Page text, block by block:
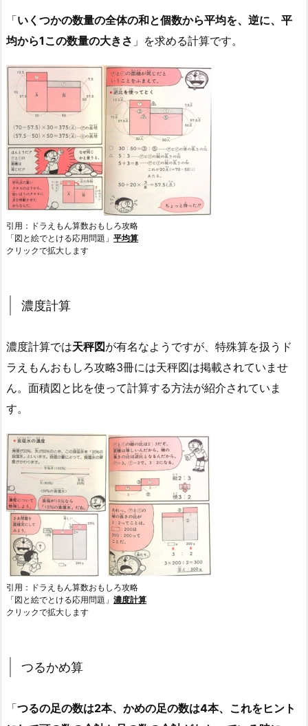
「いくつかの数量の全体の和と個数から平均を、逆に、平
均から1この数量の大きさ 」を求める計算です。
引用：ドラえもん算数おもしろ攻略
「図と絵でとける応用問題」 平均算
クリックで拡大します
濃度計算
濃度計算では天秤図が有名なようですが、特殊算を扱うド
ラえもんおもしろ攻略3冊には天秤図は掲載されていませ
ん。面積図と比を使って計算する方法が紹介されていま
す。
引用：ドラえもん算数おもしろ攻略
「図と絵でとける応用問題」 濃度計算
クリックで拡大します
つるかめ算
「つるの足の数は2本、かめの足の数は4本、これをヒント